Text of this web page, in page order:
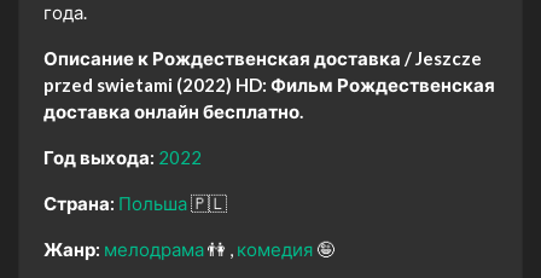
года.
Описание к Рождественская доставка / Jeszcze
przed swietami (2022) HD: Фильм Рождественская
доставка онлайн бесплатно.
Год выхода: 2022
Страна: Польша🇵🇱
Жанр: мелодрама👫 комедия 🤪